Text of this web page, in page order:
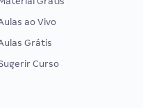
ao Vivo
Grátis
Curso